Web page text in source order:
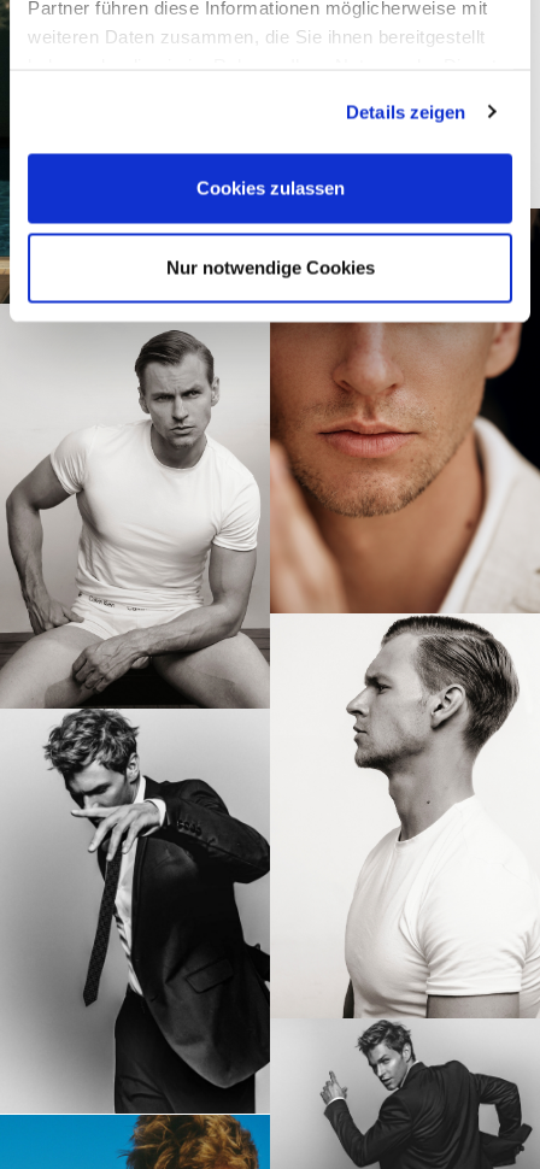
Partner führen diese Informationen möglicherweise mit
weiteren Daten zusammen, die Sie ihnen bereitgestellt
Details zeigen
Cookies zulassen
Nur notwendige Cookies